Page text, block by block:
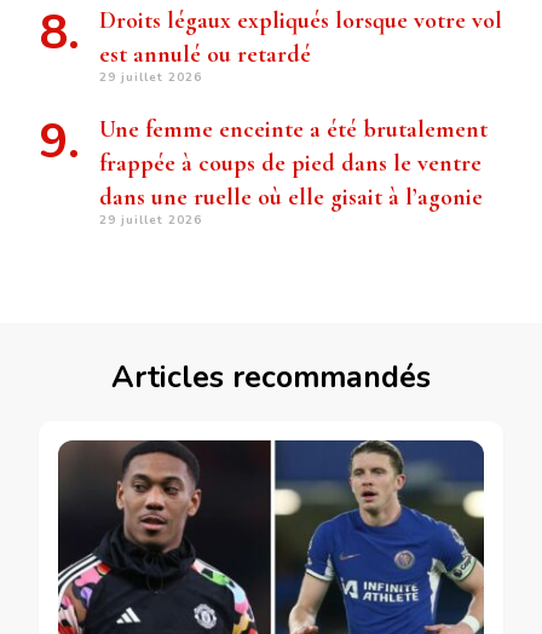
Droits légaux expliqués lorsque votre vol
est annulé ou retardé
29 juillet 2026
Une femme enceinte a été brutalement
frappée à coups de pied dans le ventre
dans une ruelle où elle gisait à l’agonie
29 juillet 2026
Articles recommandés